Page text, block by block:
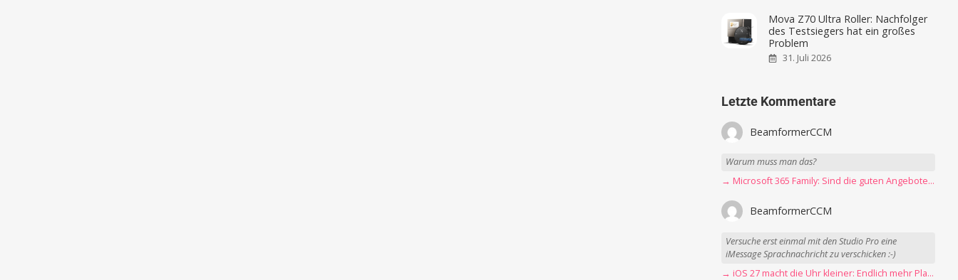
Mova Z70 Ultra Roller: Nachfolger
des Testsiegers hat ein großes
Problem
31. Juli 2026
Letzte Kommentare
BeamformerCCM
Warum muss man das?
→ Microsoft 365 Family: Sind die guten Angebote vorbei?
BeamformerCCM
Versuche erst einmal mit den Studio Pro eine
iMessage Sprachnachricht zu verschicken :-)
→ iOS 27 macht die Uhr kleiner: Endlich mehr Platz fürs Hintergrundbild